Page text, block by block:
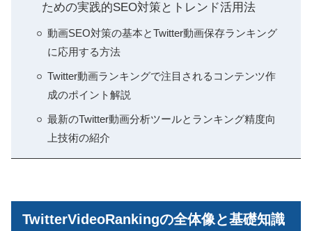
ための実践的SEO対策とトレンド活用法
動画SEO対策の基本とTwitter動画保存ランキング
に応用する方法
Twitter動画ランキングで注目されるコンテンツ作
成のポイント解説
最新のTwitter動画分析ツールとランキング精度向
上技術の紹介
TwitterVideoRankingの全体像と基礎知識